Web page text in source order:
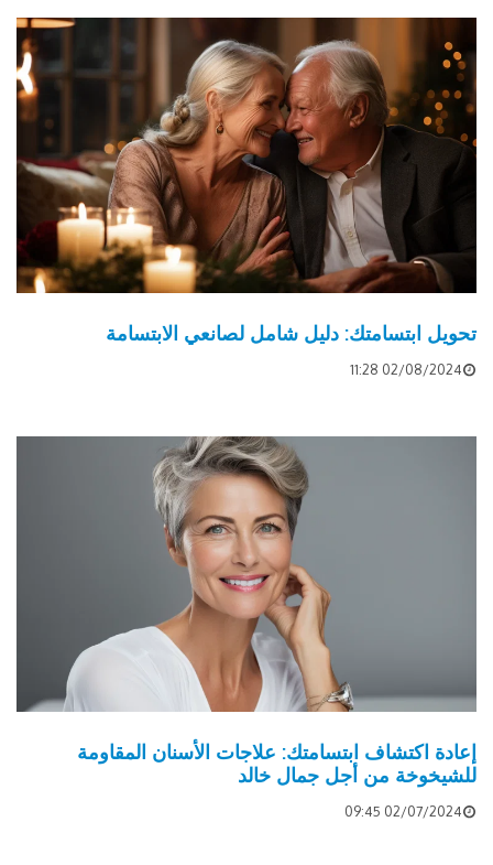
تحويل ابتسامتك: دليل شامل لصانعي الابتسامة
02/08/2024 11:28
إعادة اكتشاف ابتسامتك: علاجات الأسنان المقاومة
للشيخوخة من أجل جمال خالد
02/07/2024 09:45